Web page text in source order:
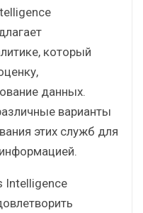
который
данных.
варианты
этих служб для
Intelligence